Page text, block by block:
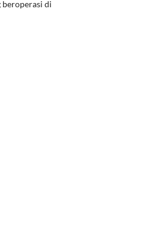
beroperasi di